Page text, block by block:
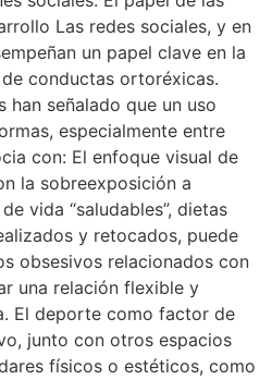
Las redes sociales, y en
un papel clave en la
conductas ortoréxicas.
han señalado que un uso
especialmente entre
con: El enfoque visual de
la sobreexposición a
vida “saludables”, dietas
y retocados, puede
obsesivos relacionados con
una relación flexible y
El deporte como factor de
junto con otros espacios
físicos o estéticos, como